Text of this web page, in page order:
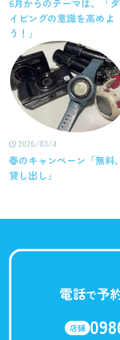
6月からのテーマは、「ダ
イビングの意識を高めよ
う！」
2026/03/4
春のキャンペーン「無料、
貸し出し」
電話で予
店舗